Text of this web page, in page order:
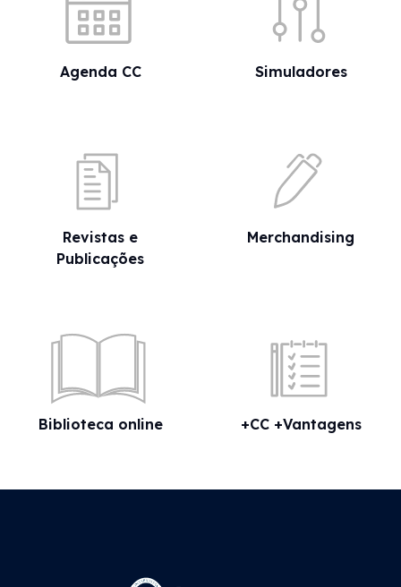
Agenda CC Simuladores
Revistas e
Publicações
Merchandising
Biblioteca online +CC +Vantagens